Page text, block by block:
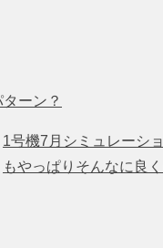
ーン？
1号機7月シミュレーシ
もやっぱりそんなに良